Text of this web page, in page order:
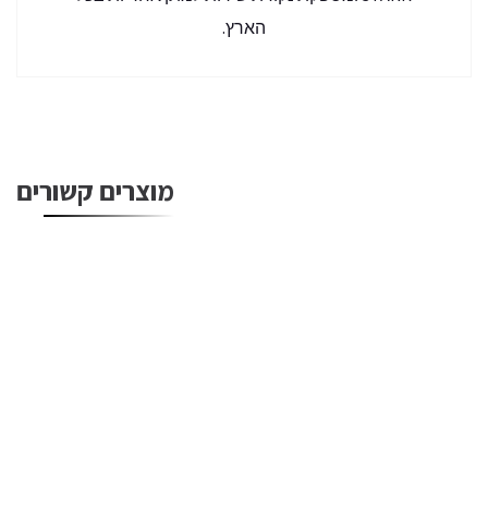
הארץ.
מוצרים קשורים